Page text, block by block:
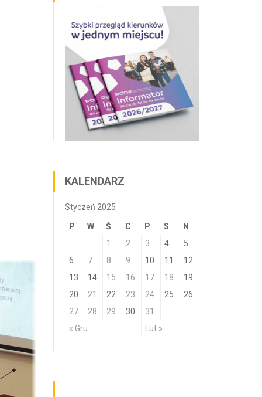
KALENDARZ
Styczeń 2025
P W Ś C P S N
« Gru Lut »
1 2 3 4
5
6
7 8 9 10 11
12
13
14 15 16 17 18
19
20
21 22 23 24 25
26
27
28 29 30 31